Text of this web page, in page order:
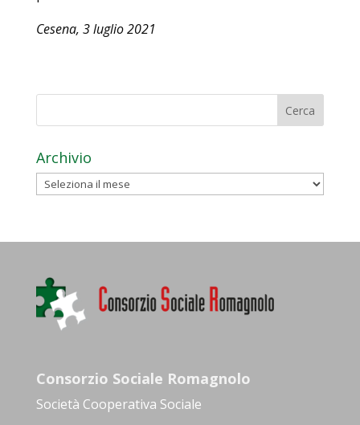
Cesena, 3 luglio 2021
Archivio
Archivio
Consorzio Sociale Romagnolo
Società Cooperativa Sociale